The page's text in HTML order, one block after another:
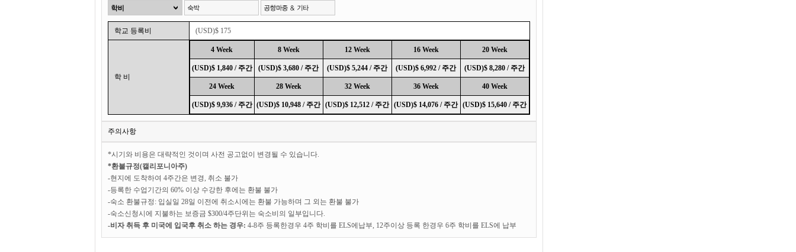
학교 등록비 (USD)$ 175
학 비
4 Week 8 Week 12 Week 16 Week 20 Week
(USD)$ 1,840 / 주간 (USD)$ 3,680 / 주간 (USD)$ 5,244 / 주간 (USD)$ 6,992 / 주간 (USD)$ 8,280 / 주간
24 Week 28 Week 32 Week 36 Week 40 Week
(USD)$ 9,936 / 주간 (USD)$ 10,948 / 주간 (USD)$ 12,512 / 주간 (USD)$ 14,076 / 주간 (USD)$ 15,640 / 주간
주의사항
*시기와 비용은 대략적인 것이며 사전 공고없이 변경될 수 있습니다.
*환불규정(캘리포니아주)
-현지에 도착하여 4주간은 변경, 취소 불가
-등록한 수업기간의 60% 이상 수강한 후에는 환불 불가
-숙소 환불규정: 입실일 28일 이전에 취소시에는 환불 가능하며 그 외는 환불 불가
-숙소신청시에 지불하는 보증금 $300/4주단위는 숙소비의 일부입니다.
-비자 취득 후 미국에 입국후 취소 하는 경우: 4-8주 등록한경우 4주 학비를 ELS에납부, 12주이상 등록 한경우 6주 학비를 ELS에 납부